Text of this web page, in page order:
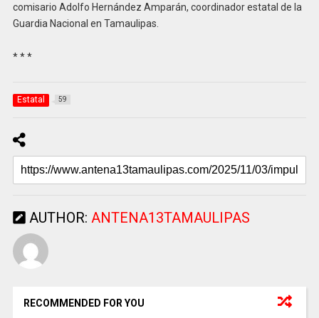
comisario Adolfo Hernández Amparán, coordinador estatal de la
Guardia Nacional en Tamaulipas.
* * *
Estatal 59
AUTHOR: ANTENA13TAMAULIPAS
RECOMMENDED FOR YOU